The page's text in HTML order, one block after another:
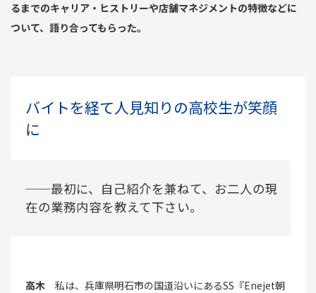
るまでのキャリア・ヒストリーや店舗マネジメントの特徴などに
ついて、語り合ってもらった。
バイトを経て人見知りの高校生が笑顔
に
──最初に、自己紹介を兼ねて、お二人の現
在の業務内容を教えて下さい。
高木 私は、兵庫県明石市の国道沿いにあるSS『Enejet朝